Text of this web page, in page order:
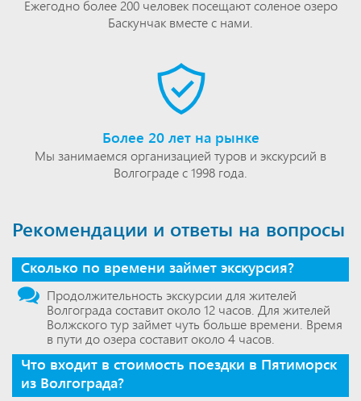
Ежегодно более 200 человек посещают соленое озеро
Баскунчак вместе с нами.
Более 20 лет на рынке
Мы занимаемся организацией туров и экскурсий в
Волгограде с 1998 года.
Рекомендации и ответы на вопросы
Сколько по времени займет экскурсия?
Продолжительность экскурсии для жителей
Волгограда составит около 12 часов. Для жителей
Волжского тур займет чуть больше времени. Время
в пути до озера составит около 4 часов.
Что входит в стоимость поездки в Пятиморск
из Волгограда?